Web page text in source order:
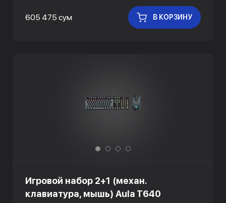
605 475 сум В КОРЗИНУ
Игровой набор 2+1 (механ.
клавиатура, мышь) Aula T640